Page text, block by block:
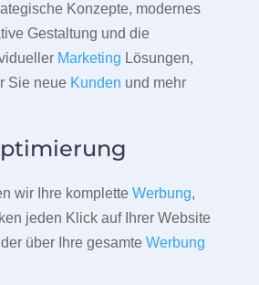
Konzepte, modernes
Gestaltung und die
Marketing Lösungen,
Sie neue Kunden und mehr
wir Ihre komplette Werbung,
jeden Klick auf Ihrer Website
über Ihre gesamte Werbung